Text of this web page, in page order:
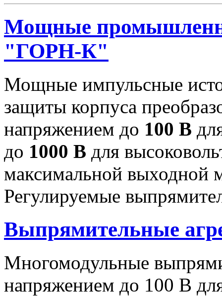
Мощные
"ГОРН-К"
Мощные импульсные
защиты корпуса
напряжением до 100 В
до 1000 В для
максимальной
Регулируемые
Выпрямительные
Многомодульные
напряжением до 100 В